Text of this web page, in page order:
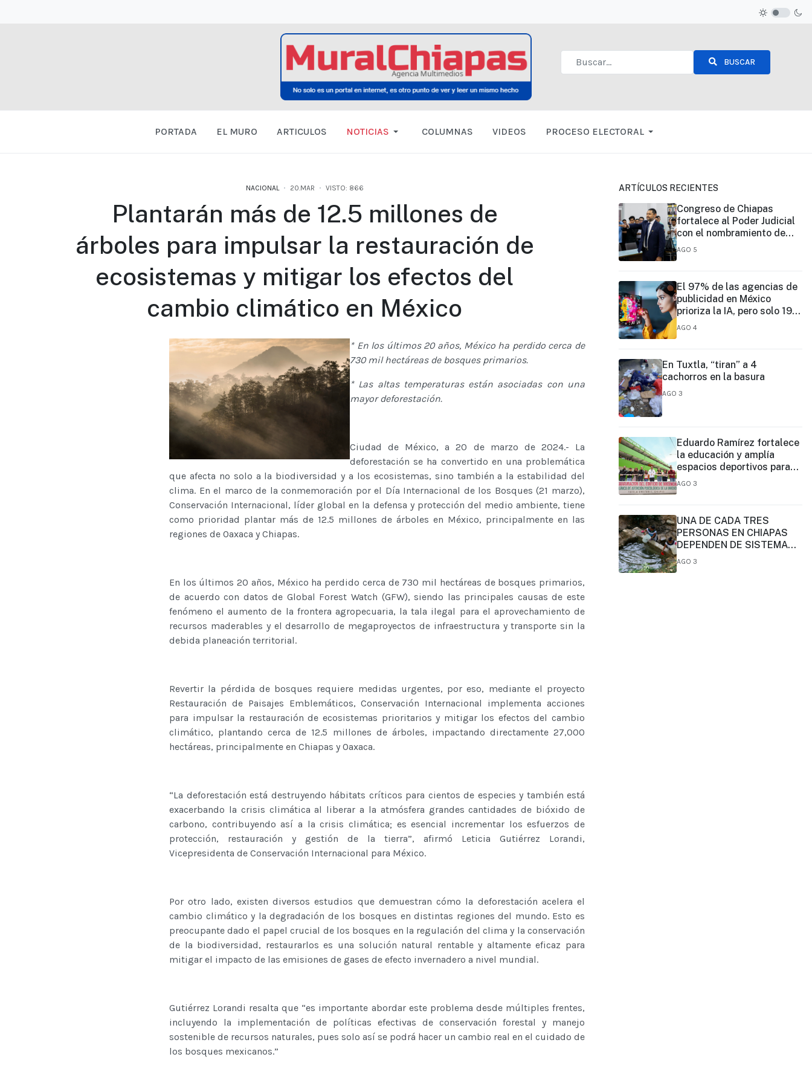
BUSCAR
PORTADA EL MURO ARTICULOS NOTICIAS COLUMNAS VIDEOS PROCESO ELECTORAL
NACIONAL 20.MAR VISTO: 866
Plantarán más de 12.5 millones de
árboles para impulsar la restauración de
ecosistemas y mitigar los efectos del
cambio climático en México
* En los últimos 20 años, México ha perdido cerca de
730 mil hectáreas de bosques primarios.
* Las altas temperaturas están asociadas con una
mayor deforestación.
Ciudad de México, a 20 de marzo de 2024.- La
deforestación se ha convertido en una problemática
que afecta no solo a la biodiversidad y a los ecosistemas, sino también a la estabilidad del
clima. En el marco de la conmemoración por el Día Internacional de los Bosques (21 marzo),
Conservación Internacional, líder global en la defensa y protección del medio ambiente, tiene
como prioridad plantar más de 12.5 millones de árboles en México, principalmente en las
regiones de Oaxaca y Chiapas.
En los últimos 20 años, México ha perdido cerca de 730 mil hectáreas de bosques primarios,
de acuerdo con datos de Global Forest Watch (GFW), siendo las principales causas de este
fenómeno el aumento de la frontera agropecuaria, la tala ilegal para el aprovechamiento de
recursos maderables y el desarrollo de megaproyectos de infraestructura y transporte sin la
debida planeación territorial.
Revertir la pérdida de bosques requiere medidas urgentes, por eso, mediante el proyecto
Restauración de Paisajes Emblemáticos, Conservación Internacional implementa acciones
para impulsar la restauración de ecosistemas prioritarios y mitigar los efectos del cambio
climático, plantando cerca de 12.5 millones de árboles, impactando directamente 27,000
hectáreas, principalmente en Chiapas y Oaxaca.
“La deforestación está destruyendo hábitats críticos para cientos de especies y también está
exacerbando la crisis climática al liberar a la atmósfera grandes cantidades de bióxido de
carbono, contribuyendo así a la crisis climática; es esencial incrementar los esfuerzos de
protección, restauración y gestión de la tierra”, afirmó Leticia Gutiérrez Lorandi,
Vicepresidenta de Conservación Internacional para México.
Por otro lado, existen diversos estudios que demuestran cómo la deforestación acelera el
cambio climático y la degradación de los bosques en distintas regiones del mundo. Esto es
preocupante dado el papel crucial de los bosques en la regulación del clima y la conservación
de la biodiversidad, restaurarlos es una solución natural rentable y altamente eficaz para
mitigar el impacto de las emisiones de gases de efecto invernadero a nivel mundial.
Gutiérrez Lorandi resalta que “es importante abordar este problema desde múltiples frentes,
incluyendo la implementación de políticas efectivas de conservación forestal y manejo
sostenible de recursos naturales, pues solo así se podrá hacer un cambio real en el cuidado de
los bosques mexicanos.”
ARTÍCULOS RECIENTES
Congreso de Chiapas
fortalece al Poder Judicial
con el nombramiento de
José Eduardo Morales
AGO 5
El 97% de las agencias de
publicidad en México
prioriza la IA, pero solo 19%
ejerce un liderazgo formal
AGO 4
En Tuxtla, “tiran” a 4
cachorros en la basura
AGO 3
Eduardo Ramírez fortalece
la educación y amplía
espacios deportivos para
estudiantes de Chiapas
AGO 3
UNA DE CADA TRES
PERSONAS EN CHIAPAS
DEPENDEN DE SISTEMAS
COMUNITARIOS DE AGUA
AGO 3